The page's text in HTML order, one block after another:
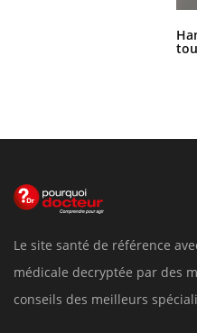
Le site santé de référence
médicale decryptée par des
conseils des meilleurs